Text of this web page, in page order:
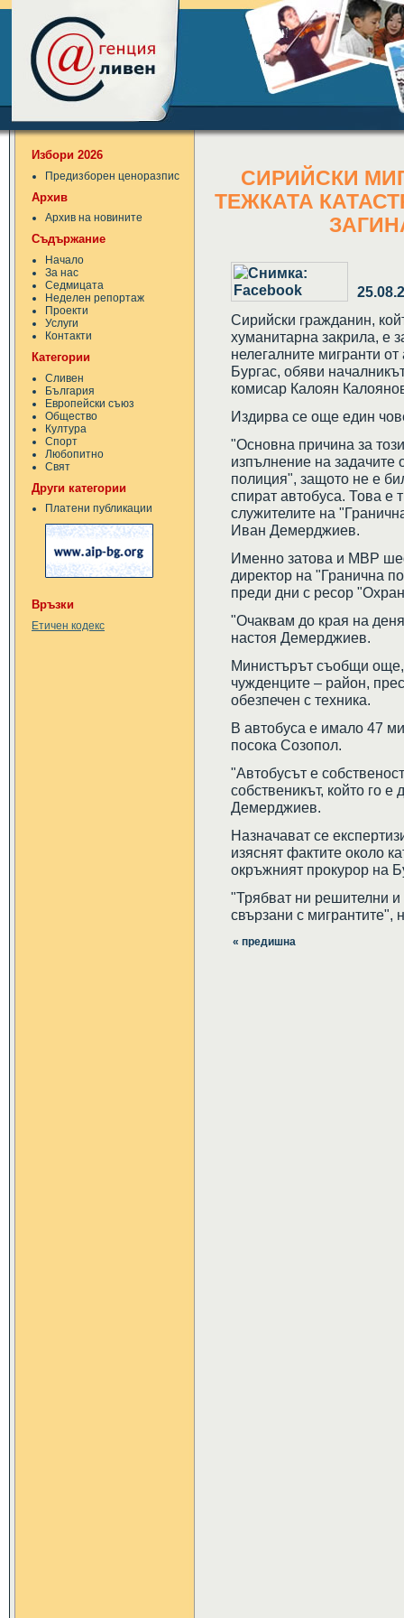
Избори 2026
Предизборен ценоразпис
Архив
Архив на новините
Съдържание
Начало
За нас
Седмицата
Неделен репортаж
Проекти
Услуги
Контакти
Категории
Сливен
България
Европейски съюз
Общество
Култура
Спорт
Любопитно
Свят
Други категории
Платени публикации
Връзки
Етичен кодекс
СИРИЙСКИ
ТЕЖКАТА
Сирийски гражданин,
хуманитарна закрила, е
нелегалните мигранти
Бургас, обяви
комисар Калоян
Издирва се още един
"Основна причина за
изпълнение на задачите
полиция", защото не е
спират автобуса. Това е
служителите на
Иван Демерджиев.
Именно затова и МВР
директор на "Гранична
преди дни с ресор
"Очаквам до края на
настоя Демерджиев.
Министърът съобщи още,
чужденците – район,
обезпечен с техника.
В автобуса е имало 47
посока Созопол.
"Автобусът е
собственикът, който го
Демерджиев.
Назначават се
изяснят фактите около
окръжният прокурор на
"Трябват ни решителни
свързани с мигрантите",
« предишна